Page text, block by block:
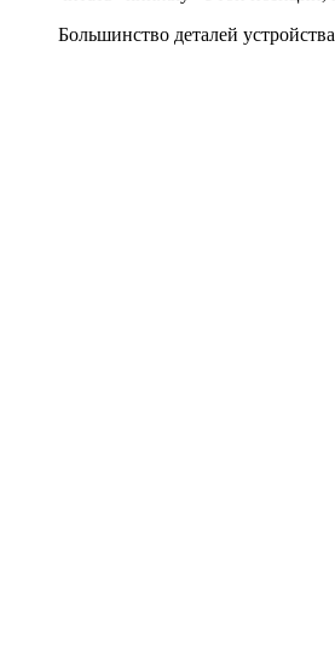
Большинство деталей